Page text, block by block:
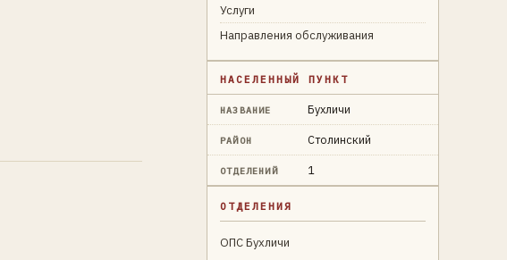
Услуги
Направления обслуживания
НАСЕЛЕННЫЙ ПУНКТ
НАЗВАНИЕ Бухличи
РАЙОН Столинский
ОТДЕЛЕНИЙ 1
ОТДЕЛЕНИЯ
ОПС Бухличи